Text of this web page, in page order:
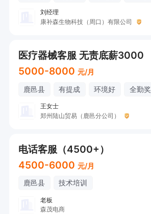
刘经理
康补森生物科技（周口）有限公司
医疗器械客服 无责底薪3000
5000-8000 元/月
鹿邑县 有提成 环境好 全勤奖
王女士
郑州陆山贸易（鹿邑分公司）
电话客服（4500+）
4500-6000 元/月
鹿邑县 技术培训
老板
森茂电商